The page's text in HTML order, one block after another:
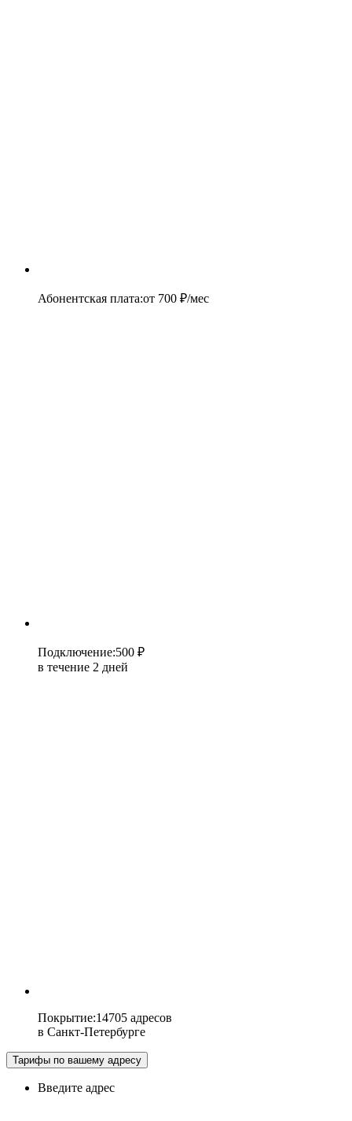
Абонентская плата:от 700 ₽/мес
Подключение:500 ₽
в течение 2 дней
Покрытие:14705 адресов
в Санкт-Петербурге
Тарифы по вашему адресу
Введите адрес